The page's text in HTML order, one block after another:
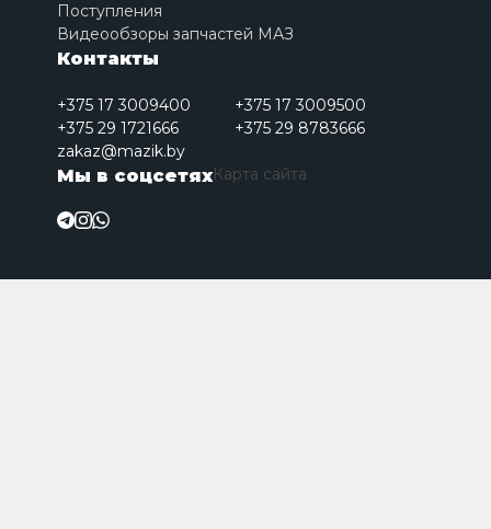
Поступления
Видеообзоры запчастей МАЗ
Контакты
+375 17 3009400
+375 17 3009500
+375 29 1721666
+375 29 8783666
zakaz@mazik.by
Мы в соцсетяхКарта сайта